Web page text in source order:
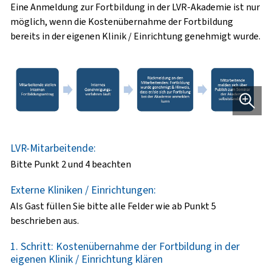
Eine Anmeldung zur Fortbildung in der LVR-Akademie ist nur
möglich, wenn die Kostenübernahme der Fortbildung
bereits in der eigenen Klinik / Einrichtung genehmigt wurde.
LVR-Mitarbeitende:
Bitte Punkt 2 und 4 beachten
Externe Kliniken / Einrichtungen:
Als Gast füllen Sie bitte alle Felder wie ab Punkt 5
beschrieben aus.
1. Schritt: Kostenübernahme der Fortbildung in der
eigenen Klinik / Einrichtung klären